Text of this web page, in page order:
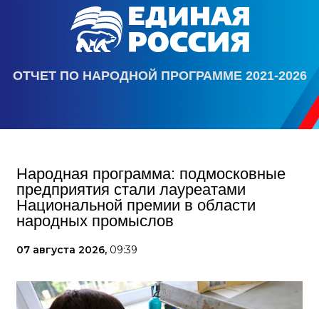
ОТЧЕТ ПО НАРОДНОЙ ПРОГРАММЕ 2021-2026
Народная программа: подмосковные
предприятия стали лауреатами
Национальной премии в области
народных промыслов
07 августа 2026, 09:39